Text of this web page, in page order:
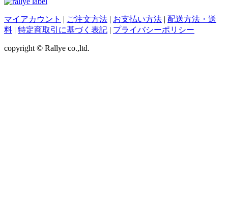
マイアカウント | ご注文方法 | お支払い方法 | 配送方法・送
料 | 特定商取引に基づく表記 | プライバシーポリシー
copyright © Rallye co.,ltd.